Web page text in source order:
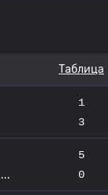
Таблица
1
3
5
0